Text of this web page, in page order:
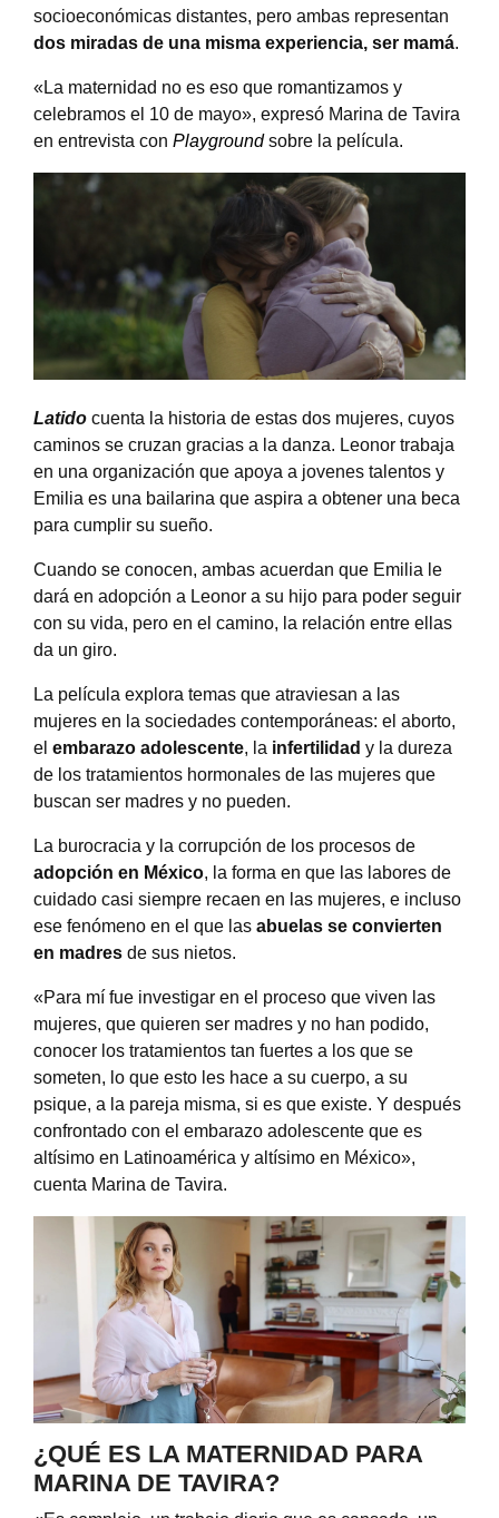
socioeconómicas distantes, pero ambas representan
dos miradas de una misma experiencia, ser mamá.
«La maternidad no es eso que romantizamos y
celebramos el 10 de mayo», expresó Marina de Tavira
en entrevista con Playgroundsobre la película.
Latido cuenta la historia de estas dos mujeres, cuyos
caminos se cruzan gracias a la danza. Leonor trabaja
en una organización que apoya a jovenes talentos y
Emilia es una bailarina que aspira a obtener una beca
para cumplir su sueño.
Cuando se conocen, ambas acuerdan que Emilia le
dará en adopción a Leonor a su hijo para poder seguir
con su vida, pero en el camino, la relación entre ellas
da un giro.
La película explora temas que atraviesan a las
mujeres en la sociedades contemporáneas: el aborto,
el embarazo adolescente, la infertilidad y la dureza
de los tratamientos hormonales de las mujeres que
buscan ser madres y no pueden.
La burocracia y la corrupción de los procesos de
adopción en México, la forma en que las labores de
cuidado casi siempre recaen en las mujeres, e incluso
ese fenómeno en el que las abuelas se convierten
en madres de sus nietos.
«Para mí fue investigar en el proceso que viven las
mujeres, que quieren ser madres y no han podido,
conocer los tratamientos tan fuertes a los que se
someten, lo que esto les hace a su cuerpo, a su
psique, a la pareja misma, si es que existe. Y después
confrontado con el embarazo adolescente que es
altísimo en Latinoamérica y altísimo en México»,
cuenta Marina de Tavira.
¿QUÉ ES LA MATERNIDAD PARA
MARINA DE TAVIRA?